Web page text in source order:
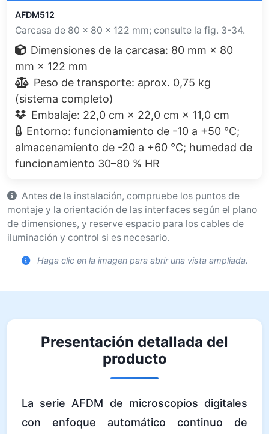
AFDM512
Carcasa de 80 × 80 × 122 mm; consulte la fig. 3-34.
Dimensiones de la carcasa: 80 mm × 80
mm × 122 mm
Peso de transporte: aprox. 0,75 kg
(sistema completo)
Embalaje: 22,0 cm × 22,0 cm × 11,0 cm
Entorno: funcionamiento de -10 a +50 °C;
almacenamiento de -20 a +60 °C; humedad de
funcionamiento 30–80 % HR
Antes de la instalación, compruebe los puntos de
montaje y la orientación de las interfaces según el plano
de dimensiones, y reserve espacio para los cables de
iluminación y control si es necesario.
Haga clic en la imagen para abrir una vista ampliada.
Presentación detallada del
producto
La serie AFDM de microscopios digitales
con enfoque automático continuo de